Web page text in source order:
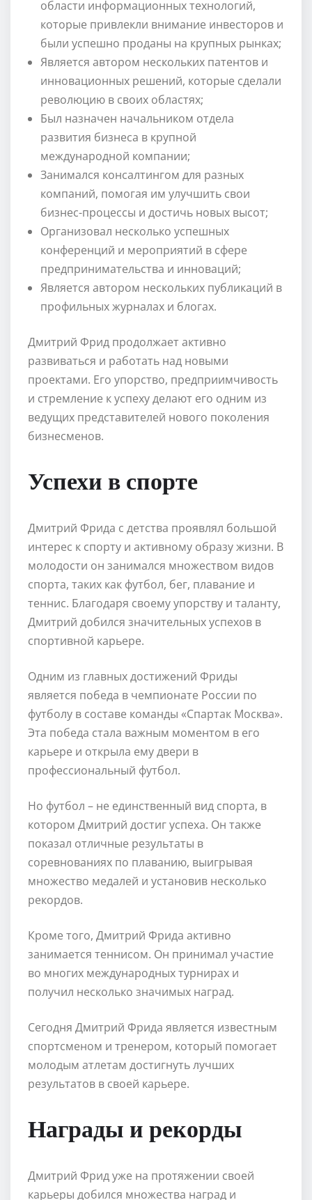
области информационных технологий,
которые привлекли внимание инвесторов и
были успешно проданы на крупных рынках;
Является автором нескольких патентов и
инновационных решений, которые сделали
революцию в своих областях;
Был назначен начальником отдела
развития бизнеса в крупной
международной компании;
Занимался консалтингом для разных
компаний, помогая им улучшить свои
бизнес-процессы и достичь новых высот;
Организовал несколько успешных
конференций и мероприятий в сфере
предпринимательства и инноваций;
Является автором нескольких публикаций в
профильных журналах и блогах.
Дмитрий Фрид продолжает активно
развиваться и работать над новыми
проектами. Его упорство, предприимчивость
и стремление к успеху делают его одним из
ведущих представителей нового поколения
бизнесменов.
Успехи в спорте
Дмитрий Фрида с детства проявлял большой
интерес к спорту и активному образу жизни. В
молодости он занимался множеством видов
спорта, таких как футбол, бег, плавание и
теннис. Благодаря своему упорству и таланту,
Дмитрий добился значительных успехов в
спортивной карьере.
Одним из главных достижений Фриды
является победа в чемпионате России по
футболу в составе команды «Спартак Москва».
Эта победа стала важным моментом в его
карьере и открыла ему двери в
профессиональный футбол.
Но футбол – не единственный вид спорта, в
котором Дмитрий достиг успеха. Он также
показал отличные результаты в
соревнованиях по плаванию, выигрывая
множество медалей и установив несколько
рекордов.
Кроме того, Дмитрий Фрида активно
занимается теннисом. Он принимал участие
во многих международных турнирах и
получил несколько значимых наград.
Сегодня Дмитрий Фрида является известным
спортсменом и тренером, который помогает
молодым атлетам достигнуть лучших
результатов в своей карьере.
Награды и рекорды
Дмитрий Фрид уже на протяжении своей
карьеры добился множества наград и